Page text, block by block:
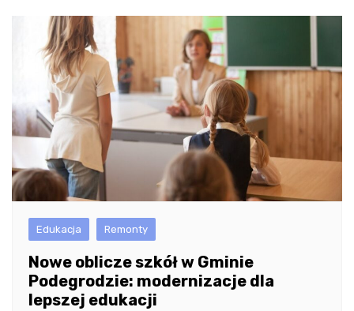
Edukacja Remonty
Nowe oblicze szkół w Gminie
Podegrodzie: modernizacje dla
lepszej edukacji